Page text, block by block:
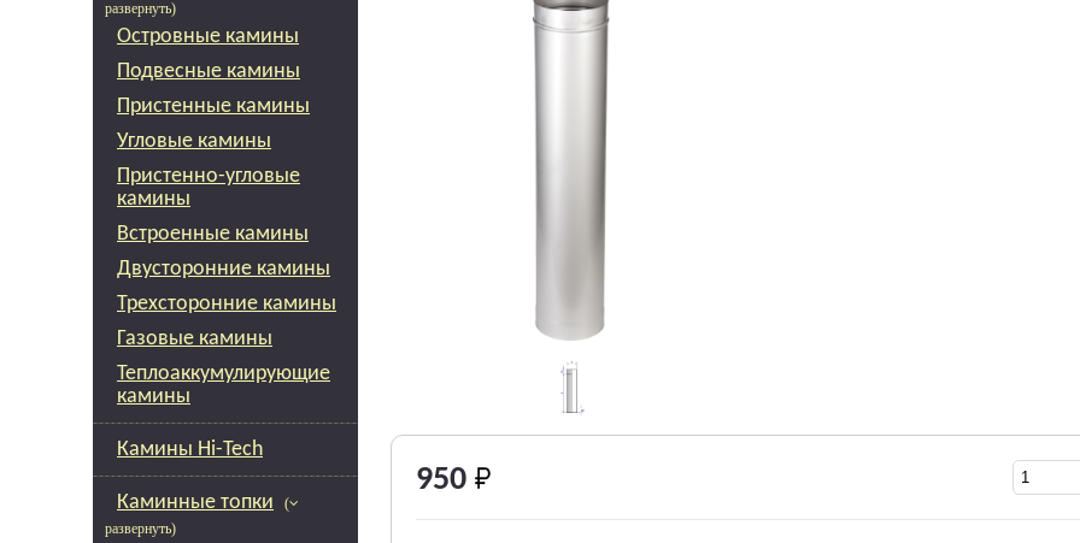
развернуть)
Островные камины
Подвесные камины
Пристенные камины
Угловые камины
Пристенно-угловые
камины
Встроенные камины
Двусторонние камины
Трехсторонние камины
Газовые камины
Теплоаккумулирующие
камины
Камины Hi-Tech
Каминные топки
(
развернуть)
950